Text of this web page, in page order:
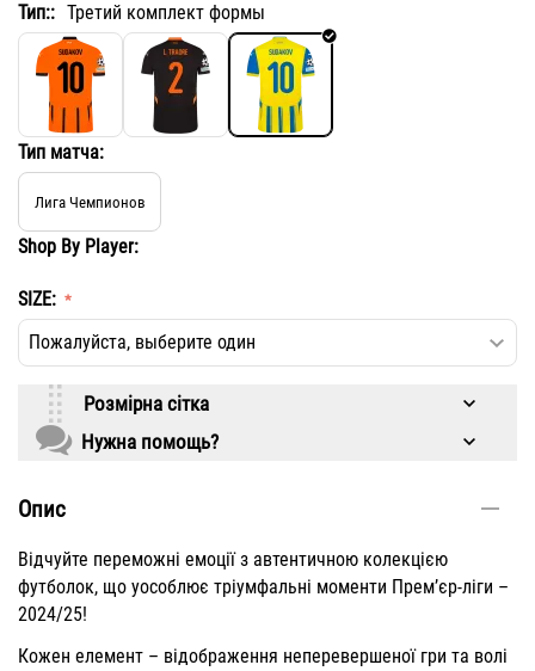
Тип:: Третий комплект формы
Тип матча:
Лига Чемпионов
Shop By Player:
SIZE:
Розмірна сітка
Нужна помощь?
Опис
Відчуйте переможні емоції з автентичною колекцією
футболок, що уособлює тріумфальні моменти Прем’єр-ліги –
2024/25!
Кожен елемент – відображення неперевершеної гри та волі